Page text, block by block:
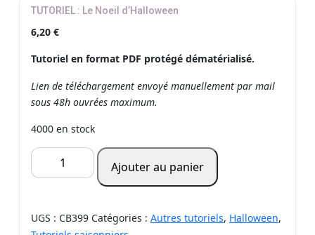
TUTORIEL : Le Noeil d’Halloween
6,20 €
Tutoriel en format PDF protégé dématérialisé.
Lien de téléchargement envoyé manuellement par mail
sous 48h ouvrées maximum.
4000 en stock
quantité
de
Le
Ajouter au panier
UGS : CB399 Catégories : Autres tutoriels, Halloween,